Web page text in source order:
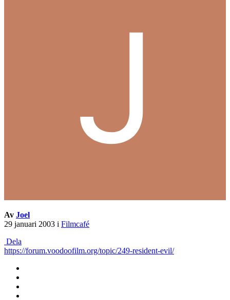
Av Joel
29 januari 2003 i Filmcafé
Dela
https://forum.voodoofilm.org/topic/249-resident-evil/